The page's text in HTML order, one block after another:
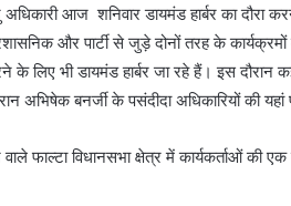
आज शनिवार डायमंड हार्बर का
और पार्टी से जुड़े दोनों तरह के
लिए भी डायमंड हार्बर जा रहे हैं। इस
अभिषेक बनर्जी के पसंदीदा अधिकारियों की यहां
फाल्टा विधानसभा क्षेत्र में कार्यकर्ताओं की